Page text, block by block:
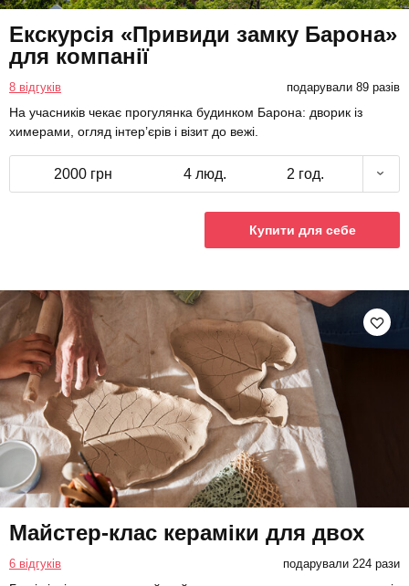
Екскурсія «Привиди замку Барона»
для компанії
8 відгуків подарували 89 разів
На учасників чекає прогулянка будинком Барона: дворик із
химерами, огляд інтер’єрів і візит до вежі.
2000 грн 4 люд. 2 год.
Купити для себе
Майстер-клас кераміки для двох
6 відгуків подарували 224 рази